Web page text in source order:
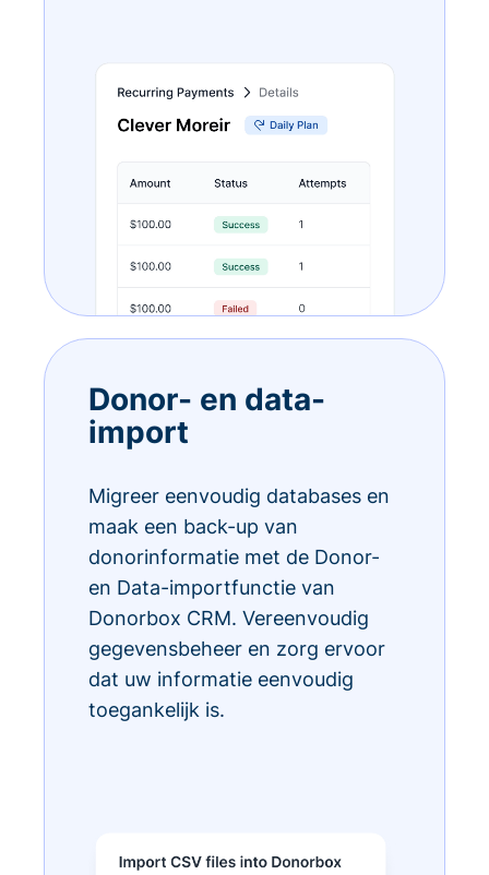
Donor- en data-
import
Migreer eenvoudig databases en
maak een back-up van
donorinformatie met de Donor-
en Data-importfunctie van
Donorbox CRM. Vereenvoudig
gegevensbeheer en zorg ervoor
dat uw informatie eenvoudig
toegankelijk is.